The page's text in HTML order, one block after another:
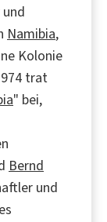
Namibia,
Kolonie
trat
" bei,
Bernd
und